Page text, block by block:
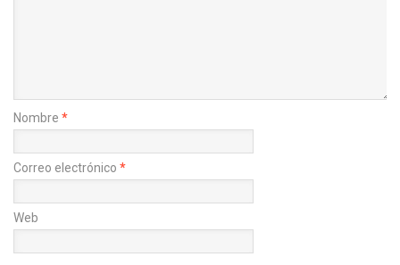
Nombre *
Correo electrónico *
Web